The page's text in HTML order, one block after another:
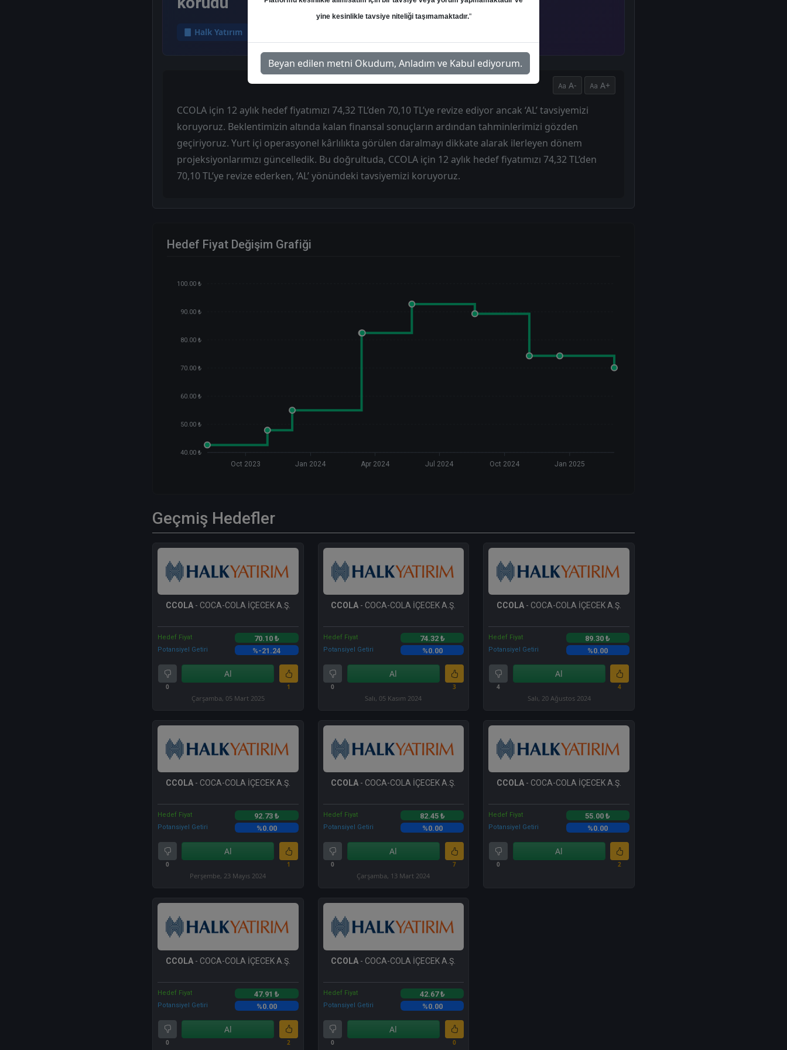
Halk Yatırım
A- A+
CCOLA için 12 aylık hedef fiyatımızı 74,32 TL’den 70,10 TL’ye revize ediyor ancak ‘AL’ tavsiyemizi
koruyoruz. Beklentimizin altında kalan finansal sonuçların ardından tahminlerimizi gözden
geçiriyoruz. Yurt içi operasyonel kârlılıkta görülen daralmayı dikkate alarak ilerleyen dönem
projeksiyonlarımızı güncelledik. Bu doğrultuda, CCOLA için 12 aylık hedef fiyatımızı 74,32 TL’den
70,10 TL’ye revize ederken, ‘AL’ yönündeki tavsiyemizi koruyoruz.
Hedef Fiyat Değişim Grafiği
100.00 ₺
90.00 ₺
80.00 ₺
70.00 ₺
60.00 ₺
50.00 ₺
40.00 ₺
Oct 2023 Jan 2024 Apr 2024 Jul 2024 Oct 2024 Jan 2025
Geçmiş Hedefler
CCOLA- COCA-COLA İÇECEK A.Ş.
Hedef Fiyat 70.10 ₺
Potansiyel Getiri %-21.24
0
Al
1
Çarşamba, 05 Mart 2025
CCOLA - COCA-COLA İÇECEK A.Ş.
Hedef Fiyat 74.32 ₺
Potansiyel Getiri %0.00
0
Al
3
Salı, 05 Kasım 2024
CCOLA - COCA-COLA İÇECEK A.Ş.
Hedef Fiyat 89.30 ₺
Potansiyel Getiri %0.00
4
Al
4
Salı, 20 Ağustos 2024
CCOLA- COCA-COLA İÇECEK A.Ş.
Hedef Fiyat 92.73 ₺
Potansiyel Getiri %0.00
0
Al
1
Perşembe, 23 Mayıs 2024
CCOLA - COCA-COLA İÇECEK A.Ş.
Hedef Fiyat 82.45 ₺
Potansiyel Getiri %0.00
0
Al
7
Çarşamba, 13 Mart 2024
CCOLA - COCA-COLA İÇECEK A.Ş.
Hedef Fiyat 55.00 ₺
Potansiyel Getiri %0.00
0
Al
2
CCOLA- COCA-COLA İÇECEK A.Ş.
Hedef Fiyat 47.91 ₺
Potansiyel Getiri %0.00
0
Al
2
CCOLA - COCA-COLA İÇECEK A.Ş.
Hedef Fiyat 42.67 ₺
Potansiyel Getiri %0.00
0
Al
0
yine kesinlikle tavsiye niteliği taşımamaktadır."
Beyan edilen metni Okudum, Anladım ve Kabul ediyorum.